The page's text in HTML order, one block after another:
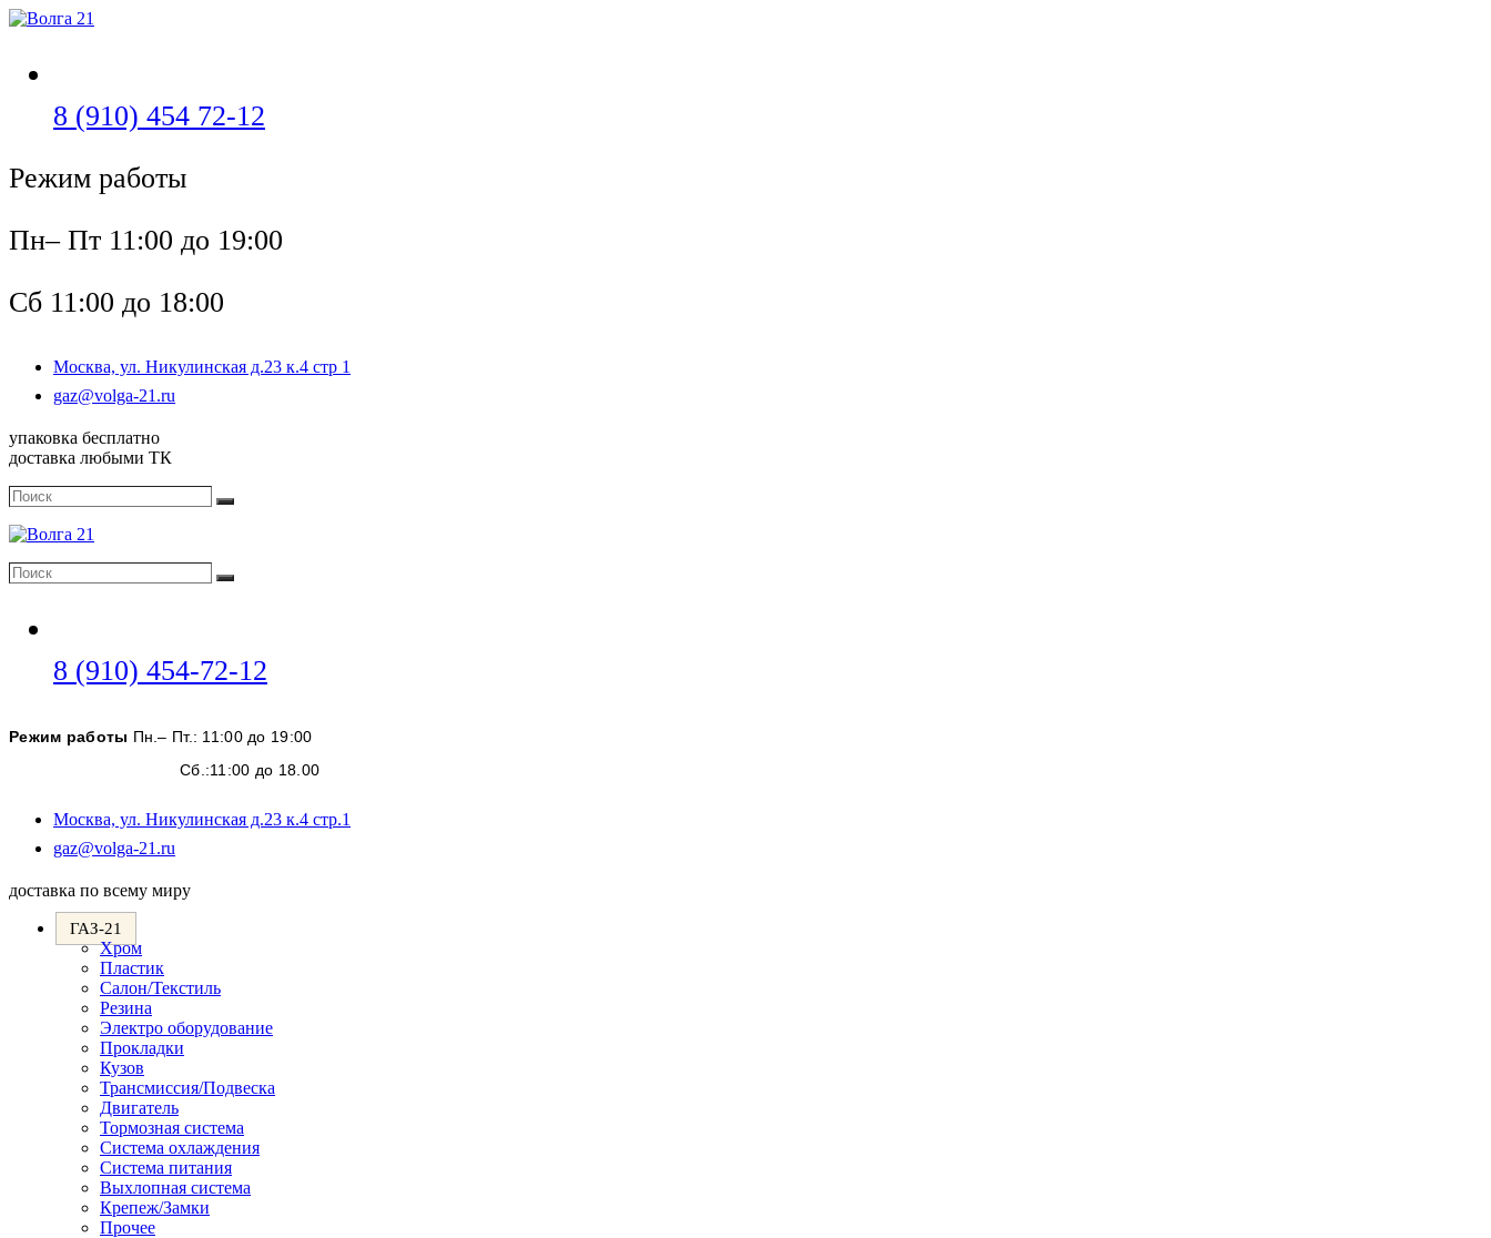
Перейти
8 (910) 454 72-12
Режим работы
Пн– Пт 11:00 до 19:00
Сб 11:00 до 18:00
Москва, ул. Никулинская д.23 к.4 стр 1
gaz@volga-21.ru
упаковка бесплатно
доставка любыми ТК
Поиск
Поиск
Поиск
Поиск
8 (910) 454-72-12
вашем
приложении
Режим работы Пн.– Пт.: 11:00 до 19:00
Сб.:11:00 до 18.00
Москва, ул. Никулинская д.23 к.4 стр.1
gaz@volga-21.ru
вашем
доставка по всему миру
ГАЗ-21
Хром
Пластик
Салон/Текстиль
Резина
Электро оборудование
Прокладки
Кузов
Трансмиссия/Подвеска
Двигатель
Тормозная система
Система охлаждения
Система питания
Выхлопная система
Крепеж/Замки
Прочее